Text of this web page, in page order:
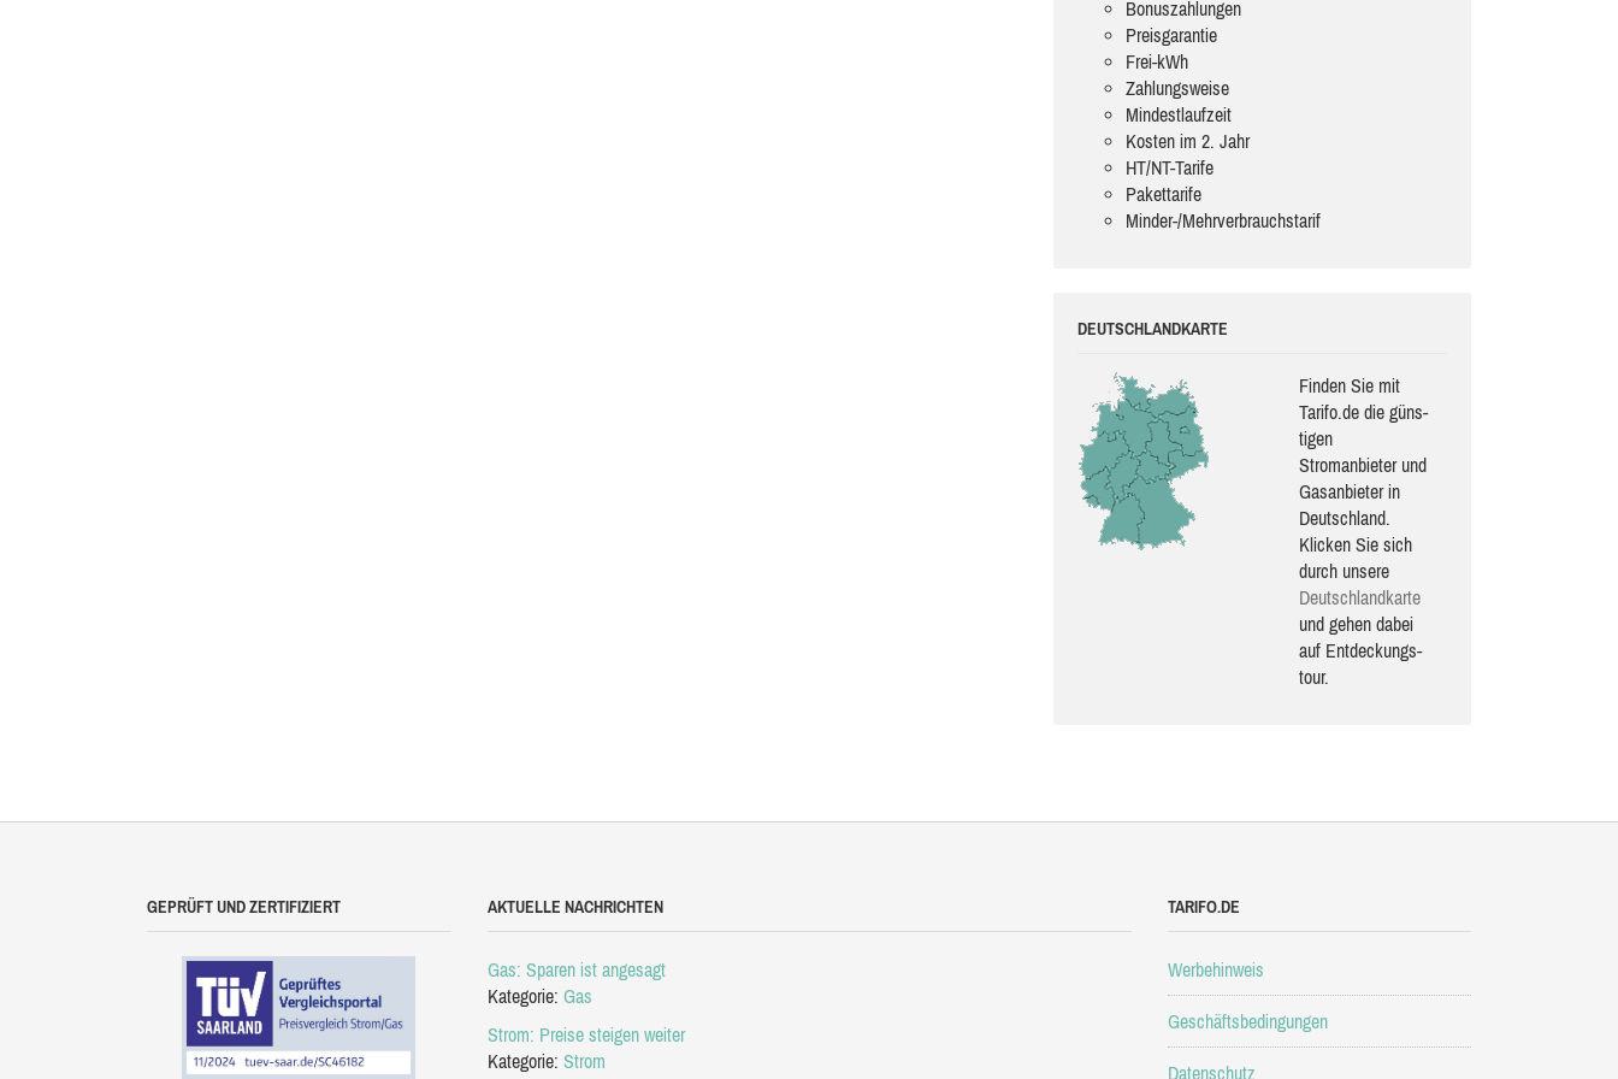
Bonuszahlungen
Preisgarantie
Frei-kWh
Zahlungsweise
Mindestlaufzeit
Kosten im 2. Jahr
HT/NT-Tarife
Pakettarife
Minder-/Mehrverbrauchstarif
DEUTSCHLANDKARTE
Finden Sie mit
Tarifo.de die güns­
ti­gen
Stromanbieter und
Gasanbieter in
Deutschland.
Klicken Sie sich
durch unsere
Deutsch­land­karte
und gehen dabei
auf Ent­de­ckungs­
tour.
GEPRÜFT UND ZERTIFIZIERT AKTUELLE NACHRICHTEN
Gas: Sparen ist angesagt
Kategorie: Gas
Strom: Preise steigen weiter
Kategorie: Strom
TARIFO.DE
Werbehinweis
Geschäftsbedingungen
Datenschutz